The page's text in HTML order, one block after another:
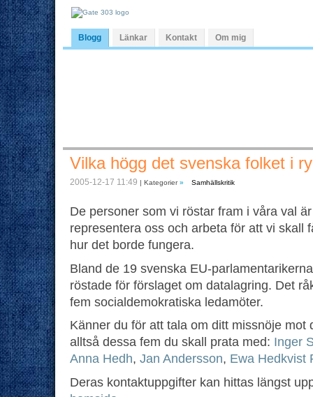
Blogg Länkar Kontakt Om mig
Vilka högg det svenska folket i
2005-12-17 11:49 | Kategorier» Samhällskritik
De personer som vi röstar fram i våra val
representera oss och arbeta för att vi skall
hur det borde fungera.
Bland de 19 svenska EU-
röstade för förslaget om datalagring. Det
fem socialdemokratiska ledamöter.
Känner du för att tala om ditt missnöje mot
alltså dessa fem du skall prata med: Inger
Anna Hedh, Jan Andersson, Ewa Hedkvist
Deras kontaktuppgifter kan hittas längst